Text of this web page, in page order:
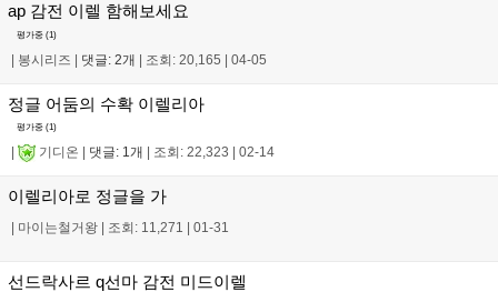
ap 감전 이렐 함해보세요
평가중 (1)
| 봉시리즈 | 댓글: 2개 | 조회: 20,165 | 04-05
정글 어둠의 수확 이렐리아
평가중 (1)
기디온 댓글: 1개 조회: 22,323 02-14
이렐리아로 정글을 가
마이는철거왕 조회: 11,271 01-31
선드락사르 q선마 감전 미드이렐